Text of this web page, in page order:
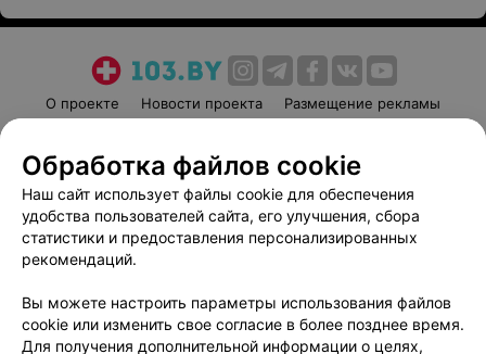
О проекте Новости проекта
Размещение рекламы
Пользовательское соглашение
Способы оплаты
Вакансии
Партнеры
Написать руководителю 103.by
Обработка персональных данных
Обработка файлов cookie
Наш сайт использует файлы cookie для обеспечения
удобства пользователей сайта, его улучшения, сбора
статистики и предоставления персонализированных
рекомендаций.
Вы можете настроить параметры использования файлов
cookie или изменить свое согласие в более позднее время.
Для получения дополнительной информации о целях,